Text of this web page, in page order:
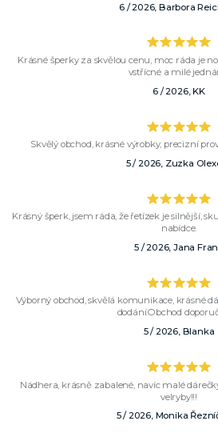
6 / 2026, Barbora
Krásné šperky za skvělou cenu, moc ráda je
vstřícné a milé
6 / 2026, KK
Skvělý obchod, krásné výrobky, precizní
5 / 2026, Zuzka
Krásný šperk, jsem ráda, že řetízek je silnější,
nabídce.
5 / 2026, Jana
Výborný obchod, skvělá komunikace, krásné
dodání.Obchod
5 / 2026, Blanka
Nádhera, krásně zabalené, navíc malé
velryby!!!
5 / 2026, Monika